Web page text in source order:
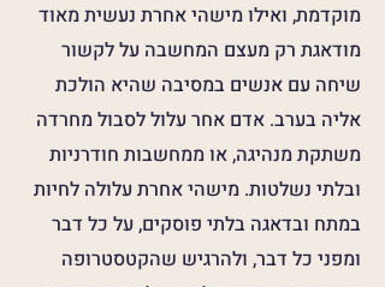
מוקדמת, ואילו מישהי אחרת נעשית מאוד
מודאגת רק מעצם המחשבה על לקשור
שיחה עם אנשים במסיבה שהיא הולכת
אליה בערב. אדם אחר עלול לסבול מחרדה
משתקת מנהיגה, או ממחשבות חודרניות
ובלתי נשלטות. מישהי אחרת עלולה לחיות
במתח ובדאגה בלתי פוסקים, על כל דבר
ומפני כל דבר, ולהרגיש שהקטסטרופה